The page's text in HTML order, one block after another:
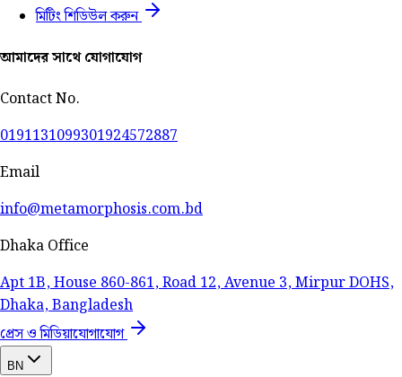
মিটিং শিডিউল করুন
আমাদের সাথে যোগাযোগ
Contact No.
0191131099301924572887
Email
info@metamorphosis.com.bd
Dhaka Office
Apt 1B, House 860-861, Road 12, Avenue 3, Mirpur DOHS,
Dhaka, Bangladesh
প্রেস ও মিডিয়াযোগাযোগ
BN